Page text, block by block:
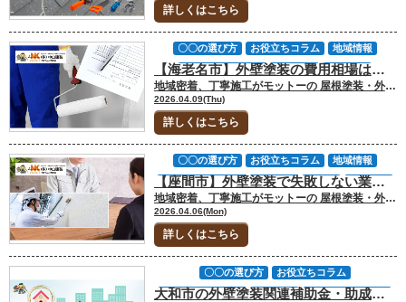
詳しくはこちら
【海老名市】外壁塗装の費用相場はいくら？見積もり前に知るべき価格の考え方
地域密着、丁寧施工がモットーの 屋根塗装・外壁塗装専門店の中山建装です！ 代表取締役の中山です！ 海老名市で外壁塗装を考え始めたとき、多くの方が最初に気になるのはやはり費用ではないでしょうか。ただ、実際のご相談では「相場だけ見ておけば大丈夫だと思っていた」「安い見積もりを見て安心したのに、後から追加費用が増えた」という声が少なくありません。 後悔する人は、価格を知らなかったのではなく、金額の見方を間違えたまま比較してしまっていることが多いです。 今回のお役立ちコラムでは、海老名市で外壁塗装の費用相場が気になっている方に向けて、金額の目安だけでなく、見積もり前に押さえるべき判断基準まで中山建装の現場感でお伝えします。 ▼合わせて読みたい▼海老名市の塗装工事に最適な季節とは？オススメのタイミングを解説 [myphp file="comContactL"] 海老名市で外壁塗装の費用に迷う人が、最初に引っかかりやすいポイント 外壁塗装の費用は、ネット検索ですぐに数字が出てきます。ですが、その数字をそのまま自宅に当てはめるとズレることが多いです。ここでは、海老名市で実際にご相談を受ける中で、費用面の判断がぶれやすいポイントを整理します。 外壁塗装の相場はあるが、どの家にも同じようには当てはまらない 海老名市の戸建てで一般的な30坪前後の住宅なら、外壁塗装の費用相場はおおむね80万円〜130万円前後で検討されることが多いです。ただし、これはあくまで目安です。建物の形、外壁材、劣化状況、足場の掛けやすさで金額は動きます。 延床の目安 費用の目安 ポイント 25〜30坪 80万〜110万円前後 比較的標準的 30〜35坪 90万〜120万円前後 仕様差が出やすい 35〜40坪 100万〜130万円前後 付帯部で差が広がる 同じ30坪でも、凹凸が多い家とシンプルな家では手間が変わります。さらに、ひび割れ補修やシーリングの打ち替えが多い住宅では、単純な塗装費だけでは収まりません。相場は見るべきですが、「うちはこの金額のはず」と先に決めつけないことが大切です。 安い見積もりが得とは限らない理由 見積もりを比較すると、数十万円単位で差が出ることがあります。そこで「一番安い会社で十分では」と考える方もいますが、価格差には理由があります。問題は、安いことそのものではなく、何が省かれているか分からないまま契約してしまうことです。 下地補修の範囲が最低限になっている シーリング工事が増し打ち前提で組まれている 付帯部塗装の範囲が狭い 後から追加工事になりやすい内容が見積もり外になっている 最初の見積もりは安く見えたのに、工事開始後に補修費が重なって結果的に高くなるケースは珍しくありません。外壁塗装は買い物というより工事です。だからこそ、表面の総額だけでなく中身を見ないと判断を誤ります。 「塗料代」よりも費用差が出やすいのは工事の中身 外壁塗装の費用というと、塗料の種類ばかり注目されがちです。もちろん塗料は大事ですが、見積もりの差が大きく出るのは塗料代だけではありません。むしろ、補修の考え方のほうが総額に影響することも多いです。 差が出やすい項目 なぜ金額が変わるか 見るべき点 下地補修 劣化症状で工数が変わる 補修内容が明記されているか シーリング 打ち替えか増し打ちかで差が出る 数量と施工方法 付帯部塗装 雨樋・破風・水切りの範囲差 どこまで含むか 足場 敷地条件で組み方が変わる 飛散防止対策も含むか ここを曖昧にしたまま「高い・安い」を比べても、本当の比較にはなりません。 ▼合わせて読みたい▼外壁塗装の見積もりで失敗しないために知っておきたい基礎知識 外壁塗装の見積もりで本当に見るべき判断基準 ここが記事の中核です。費用相場を知るだけでは、見積もりの良し悪しは判断できません。比較中の方がそのまま使えるように、確認してほしい基準を絞ってお伝えします。 見積書は「総額」ではなく「内訳」で見る 見積もりを受け取ったら、まず確認したいのは総額ではなく内訳です。項目がざっくりしすぎている見積書は、比較の土台に乗りません。 足場 高圧洗浄 下地補修 シーリング 外壁塗装 付帯部塗装 諸経費 この並びが最低限整理されているかを見てください。さらに理想を言えば、外壁塗装も「下塗り・中塗り・上塗り」まで見えると安心です。「一式」が並ぶだけの見積書は、後から解釈が割れやすいので要注意です。 相場より高い見積もりにも、確認すべき価値がある 高い見積もりを見ると、つい候補から外したくなります。ただ、そこに必要な補修や長持ちしやすい仕様が入っているなら、単純に高いとは言い切れません。大切なのは、価格に対して説明があるかどうかです。 見積もりの見え方 ありがちな受け止め方 実際に確認したいこと 相場より高い ぼったくりかもしれない 補修範囲・仕様・保証内容 相場通り 普通だから安心 内容の抜け漏れがないか 相場より安い お得に見える 省略項目や追加発生の有無 私たちが現場で感じるのは、費用差の説明が丁寧な会社は工事の考え方も比較的明確だということです。逆に、安さだけを強く押し出して細かい説明が少ない場合は、工事後の食い違いが起きやすくなります。 2〜3社比較するなら、同じ条件で見積もりを取る 相見積もり自体は有効です。ただし、比較の仕方を間違えると、かえって分かりにくくなります。1社はシーリング打ち替え込み、もう1社は増し打ち、別の1社は付帯部が一部別料金、という状態では金額差の理由が見えません。 比較社数は2〜3社で十分 できるだけ同じ工事範囲で依頼する 気になる補修は各社に同じ条件で質問する 「なぜこの金額になるのか」を必ず聞く 見積もり比較で本当に見るべきなのは、値段そのものより説明の整合性です。 海老名市で後悔しないために、見積もり前後でやるべきこと 費用の考え方が整理できたら、次は行動です。知識を入れても、相談や見積もりの進め方を間違えると結局迷いが増えてしまいます。最後に、見積もり前後で実践してほしいことをまとめます。 まずは「相場を知る」より「自宅の状態を知る」 外壁塗装の費用を知りたいとき、検索から入るのは自然です。ただ、本当に必要なのは自宅の状態を知ることです。費用は家の状態によって変わるからです。 先に確認したいこと 理由 相談時の伝え方 ひび割れの有無 補修費に影響する どの面にあるか伝える シーリングの傷み 打ち替え有無に関わる 硬化や切れを伝える 前回塗装の時期 塗替え判断の材料になる おおよその年数で可 気になる症状 調査精度が上がる 写真があるとより良い 「まだ見積もりまでは早いかも」と感じている段階でも、状態確認の相談は早すぎません。むしろ、その段階で整理しておくと不要な工事も避けやすくなります。 契約前は、金額よりも説明の噛み合い方を見る 外壁塗装は、完成品を見て買うサービスではありません。だからこそ、契約前の説明の質がとても重要です。質問したときに答えが曖昧だったり、都合の悪い話を濁したりする会社は慎重に見たほうがよいです。 劣化状況を写真付きで説明してくれるか 補修が必要な理由を言葉で説明できるか 逆に不要な工事もはっきり言うか 保証の範囲を具体的に話せるか 金額が近い2社で迷ったときは、説明の納得感で決めるのが失敗しにくいです。 中山建装が海老名市で大切にしている費用説明 私たち中山建装でも、海老名市で外壁塗装のご相談をいただく際は、「結局いくらですか」だけに答えるのではなく、「なぜその金額になるのか」をできるだけ分かる形でお伝えすることを大切にしています。 建物ごとの劣化状況を踏まえて見積もる 補修と塗装を分けて説明する 比較しやすい見積もりを意識する 相談段階から押し売りしない 費用に不安がある方ほど、いきなり契約の話ではなく、まず整理から始めたほうが納得しやすいです。 [myphp file="comContactL"] FAQ｜海老名市の外壁塗装費用でよくある質問 ここでは、海老名市で外壁塗装をご検討中の方から実際によくいただく質問をまとめます。 Q1. 海老名市の外壁塗装費用は50万円台でもできますか？ 部分補修に近い内容であれば可能な場合もありますが、一般的な戸建ての全面塗装では50万円台はかなり限定的です。 全面塗装か一部施工か 足場が含まれているか 補修費が別途か Q2. 30坪の家ならいくらを目安に考えればいいですか？ 海老名市の戸建てで30坪前後なら、80万円〜110万円前後をひとつの目安に考える方が多いです。ただし、シーリング工事や補修内容で上下します。 Q3. 見積もりは何社くらい取ればよいですか？ 2〜3社で十分です。同じ条件で見積もりを依頼し、「なぜこの金額か」をきちんと説明してくれる会社を選ぶことが大切です。 比較社数 メリット 注意点 1社 手間が少ない 判断材料が少ない 2〜3社 比較しやすい 条件をそろえる必要あり 4社以上 情報量は多い 迷いやすい Q4. 費用を抑えたい場合、削ってよい項目はありますか？ 一律に「ここを削ればよい」とは言えません。特に下地補修や必要なシーリング工事は、安さを優先して省くべきではありません。費用を抑えたい場合は、塗料グレードや工事時期も含めて相談するのが現実的です。 海老名市で外壁塗装費用に迷ったら中山建装へ 海老名市で外壁塗装の費用相場を調べている方ほど、数字だけでは決め切れずに止まりやすいものです。実際に大事なのは、「相場より高いか安いか」だけではなく、その見積もりが自宅の状態に合っているか、後から困らない内容になっているかです。 費用の判断を間違える人は、知識不足というより、比べるポイントを知らないまま決めてしまっています。だからこそ、まずは価格の正解を急ぐのではなく、自宅に必要な工事を整理することが先です。 中山建装では、海老名市で外壁塗装をご検討中の方に対して、いきなり契約を迫るのではなく、見積もりの見方や補修の必要性を含めて分かりやすくお伝えすることを大切にしています。まだ依頼するか決めていない段階でも問題ありません。 費用感を整理したい、他社見積もりが妥当か見てほしい、という比較相談でも大丈夫です。外壁塗装で後悔したくない方は、まずは落ち着いて判断材料をそろえる場として、中山建装にご相談ください。 [myphp file="comContactL"] ▼合わせてチェック▼ 中山建装塗装専門ショールーム 厚木店 中山建装塗装専門ショールーム 大和店
2026.04.09(Thu)
詳しくはこちら
〇〇の選び方 お役立ちコラム
地域情報
塗装工事について
外壁塗装
業者選び
海老名市
神奈川県
見積りについて
費用について
【座間市】外壁塗装で失敗しない業者選びとは？見積もり比較のチェックポイントを解説
地域密着、丁寧施工がモットーの 屋根塗装・外壁塗装専門店の中山建装です！ 代表取締役の中山です！ 座間市にお住まいで「そろそろ外壁の汚れが目立ってきたな」「塗り替えの時期かもしれない」と考え始めたとき、真っ先にぶつかる壁が「どの業者に頼めばいいのかわからない」という悩みです。 インターネットで検索すれば、座間市を商圏とする塗装業者は無数に出てきます。しかし、残念なことに、表面上の安さや調子の良い営業トークに流されてしまい、数年後に「塗装が剥げてきた」「思っていた仕上がりと違う」と後悔される方が後を絶ちません。後悔する原因は、塗装の専門知識がないからではありません。実は、業者を比較する際の「本質的な判断基準」が抜けたまま契約を決めてしまっていることにあります。 今回のお役立ちコラムでは、座間市で実際に日々塗装のご相談をお受けしている中山建装の視点から、失敗しないための業者選びの真髄をまとめました。単なる知識の羅列ではなく、現場の人間だからこそわかる「ここだけは見てほしい」というポイントを具体的に解説します。 ▼合わせて読みたい▼座間市の外壁塗装費用はいくら？坪数別相場と見積りの落とし穴をプロが解説 [myphp file="comContactL"] 座間市で外壁塗装を検討する方が陥りやすい「迷い」の正体 座間市は住宅街が多く、塗装業者からのチラシや訪問営業も頻繁にある地域です。選択肢が多いからこそ、何を信じればいいのか分からなくなるのは当然のことです。まずは、多くの方が陥りがちな迷いや誤解を整理してみましょう。 「大手ハウスメーカーなら安心」という思い込みの罠 多くの方が「家を建てたハウスメーカーにお願いするのが一番安心」と考えがちです。確かに保証の面では安心感がありますが、実務の面では注意が必要です。ハウスメーカーに依頼しても、実際に施工するのは地元の下請け業者であることがほとんどです。 依頼先 メリット デメリット ハウスメーカー ブランドの安心感、保証が手厚い 中間マージンで価格が高い、施工者が選べない 地元密着の自社施工店 適正価格、職人の顔が見える 会社によって技術に差がある ハウスメーカー経由だと、提示された金額の3割〜4割が紹介料（中間マージン）として引かれ、残りの予算で現場が動くことになります。この構造を理解した上で比較することが大切です。 「安ければ安いほどお得」という価格の錯覚 見積もりを3社から取った際、1社だけ極端に安いと「ラッキー」と思ってしまうかもしれません。しかし、外壁塗装のコストは「材料代」「人件費」「足場代」で構成されており、削れる部分は限られています。 極端に安い見積もりの理由例 3回塗るべきところを2回で済ませる 塗料を規定以上に薄めて使用する 洗浄工程を簡略化する 経験の浅い見習い職人だけで施工する 「安さ」には必ず理由があります。適正価格を知ることが、失敗を防ぐ最大の防御策です。 塗料のグレードだけで判断してしまう危険性 「シリコンがいい」「フッ素が一番長持ちする」といった塗料のスペックだけで業者を選んでいませんか？実は、どんなに高級な塗料を使っても、下地処理（高圧洗浄やひび割れ補修）が疎かであれば、数年で剥がれてしまいます。 下地処理の重要ポイント 古い塗膜や苔を完全に落とす高圧洗浄 ひび割れ（クラック）の適切な補修 鉄部の丁寧なケレン作業（サビ落とし） 業者を比較する際は「何の塗料を塗るか」よりも「どのように塗るか」という工程の説明に注目してください。 ▼合わせて読みたい▼座間市で外壁塗装をお考えの人へ｜優良業者選びのポイントを紹介 後悔しないための業者比較・判断基準 では、具体的にどのように業者を比較すれば良いのでしょうか。中山建装が考える、プロの視点でのチェックポイントをお伝えします。 見積書の「一式」表記を疑う 見積書を受け取った際、項目が「外壁塗装 一式 〇〇万円」となっていないか確認してください。優良な業者は、必ず「何を」「どれくらいの面積に」「何回塗るのか」を詳細に記載します。 チェックすべき見積項目の例 施工面積（㎡単位で記載されているか） 塗料名（メーカー名、商品名、缶数など） 塗り回数（下塗り・中塗り・上塗りの3工程が明記されているか） 付帯部塗装（雨樋、軒天、破風などの内訳） 項目 ダメな見積もり 良い見積もり 外壁塗装 塗装工事一式 日本ペイント パーフェクトトップ 〇〇㎡ 下地処理 下地調整一式 クラック補修 Vカット充填 〇〇m 付帯塗装 付帯部一式 雨樋、破風、シャッターボックス別記 不透明な「一式」表記が多い業者は、現場でも曖昧な作業をされるリスクが高いと言えます。 ▼合わせて読みたい▼座間市の外壁塗装費用相場｜見積もりで差が出る理由 座間市での「施工実績」と「現場の管理体制」 「地域密着」を謳う業者は多いですが、実際に座間市内でどれだけ施工しているかを確認しましょう。地域の気候や住宅の構造に詳しいかどうかは、仕上がりに直結します。 信頼性を測る質問 「座間市の〇〇町付近で施工した事例を見せてもらえますか？」 「工事中、代表や管理者はどのくらいの頻度で見に来ますか？」 「職人さんに直接指示を出せる体制ですか？」 営業マンと施工現場が完全に分断されている会社よりも、現場の声を直接拾える体制の会社の方が、細かい要望が通りやすくトラブルも少ない傾向にあります。 ▼合わせてチェックしたい▼中山建装が手掛けた座間市内での施工事例 保証内容の「範囲」と「期間」を確認する 「10年保証」という言葉だけで安心してはいけません。何に対しての保証なのか、免責事項は何なのかを突き詰める必要があります。 保証の確認ポイント 自社保証かメーカー保証か： 自社保証の場合、その会社が倒産したら意味がありません。 保証対象： 「塗膜の剥離」は対象でも「変色」は対象外というケースが多いです。 アフター点検： 工事完了後、1年目、3年目などに定期点検に来てくれるか。 口約束ではなく、必ず「保証書」のサンプルを見せてもらい、書面で確認することが重要です。 [myphp file="comContactL"] 失敗を防ぐために、今日から取り組むべき3つのステップ 知識を身につけたら、次は行動です。業者を決定するまでに踏むべき具体的なステップを解説します。 ステップ1：まずは自宅の劣化状況を自ら把握する 業者が来る前に、自分で家の周りを一周してみましょう。プロに丸投げするのではなく、自分でも気になる箇所を把握しておくことで、業者の説明が正しいかどうかを判断できるようになります。 セルフチェックリスト [ ] 壁を触ると白い粉がつく（チョーキング現象） [ ] 窓の周りや壁にひび割れがある [ ] 苔やカビが発生している箇所がある [ ] シーリング（目地）が痩せたり切れたりしている これらを把握した上で「ここが気になっているのですが、どう補修しますか？」と質問を投げかけてみてください。 ステップ2：2〜3社に絞って現地調査を依頼する 比較は大切ですが、5社も6社も見積もりを取ると情報が多すぎて判断できなくなります。座間市に根ざした、信頼できそうな業者を2〜3社選んで現地調査を依頼しましょう。 現地調査で見るべき態度 屋根の上までしっかり登って（またはドローン等で）確認しているか 調査に30分〜1時間以上かけて丁寧に診ているか こちらの悩みや予算を親身に聞いてくれるか 調査が15分程度で終わるような業者は、正確な見積もりを出しているとは言い難いです。 ステップ3：中山建装のような「自社施工店」を比較対象に入れる 最終的な判断を下す前に、ぜひ中山建装のような「自社職人を抱える施工店」を1社は比較対象に入れてみてください。大手との価格差や、説明の細かさの違いに驚かれるはずです。 比較軸 大手リフォーム会社 中山建装（自社施工店） 窓口 営業担当（知識にムラあり） 現場を知るプロ（代表・職人） 価格 中間マージンが上乗せされる 職人直営の適正価格 柔軟性 マニュアル通りの対応 現場での細かい調整が可能 私たちは「安売り」はしません。しかし、同じ予算であれば、より質の高い塗料を使い、より手間をかけた丁寧な施工を提供できる自信があります。 FAQ｜座間市の外壁塗装でよくある質問 Q1. 座間市で外壁塗装に最適な時期はいつですか？ 基本的には一年中可能ですが、塗装に最適なのは空気が乾燥して天候が安定する「春（3〜5月）」と「秋（9〜11月）」です。 座間市の梅雨時期や冬の結露が多い時期は、工期が延びる可能性がありますが、適切な施工管理を行えば品質に問題はありません。 ▼合わせて読みたい▼施工期間と季節に関係性はある？｜【座間市で外壁塗装・屋根塗装をするなら中山建装】 Q2. 見積もりを取ったら必ず契約しないといけませんか？ 全くそんなことはありません。むしろ、その場ですぐに契約を迫るような業者は避けるべきです。 中山建装では、見積もり提出後にお客様がじっくり検討される時間を大切にしています。お断りいただいても構いませんので、判断基準の一つとしてご活用ください。 Q3. 工事期間中、ずっと家にいなければなりませんか？ 外壁塗装は外部の工事ですので、外出されていても問題ありません。戸締まりだけしっかりしていただければ大丈夫です。 進捗状況については、交換日記やLINE、写真などを通じて毎日ご報告する体制を整えている業者が多い（中山建装も同様です）のでご安心ください。 ▼合わせて読みたい▼近隣トラブルを避ける工事計画｜洗濯物・駐車・臭気の配慮 Q4. 座間市で補助金は出ますか？ 座間市では、特定の条件を満たす省エネ改修等に対して補助金が出る場合がありますが、年度によって内容や予算枠が異なります。 また、火災保険の活用を過度に謳う業者には注意が必要です。中山建装では、その時点で利用可能な制度があるかどうかも含めてアドバイスさせていただいております。 ▼合わせて読みたい▼2026年最新情報｜座間市の外壁塗装補助金ガイド｜屋根塗装・屋根修理・リフォーム・太陽光発電まで完全解説 [myphp file="comContactL"] 座間市で外壁塗装に迷ったら中山建装へ 外壁塗装は、人生で数回しか経験しない大きな買い物です。だからこそ、不安になるのは当然ですし、絶対に失敗してほしくないと私たちは考えています。 「どの業者の言うことが正しいのかわからなくなった」 「今の見積もりが適正か見てほしい」 そんな悩みをお持ちの方は、ぜひ一度中山建装にご相談ください。私たちは座間市という地域に根ざし、嘘のない、誠実な施工を積み重ねてきました。 外壁塗装の成功は、良い業者との出会いで8割決まります。あなたが納得して、10年後、20年後も「この家に住んでいて良かった」と思えるような塗り替えを実現するために、私たちはプロとしての技術と情熱を持ってサポートさせていただきます。 まずは、お気軽にお住まいの健康診断（現地調査・見積もり）から始めてみませんか？あなたからのご相談を、心よりお待ちしております。 [myphp file="comContactL"] ▼合わせてチェック▼ 中山建装塗装専門ショールーム 厚木店 中山建装塗装専門ショールーム 大和店
2026.04.06(Mon)
詳しくはこちら
〇〇の選び方 お役立ちコラム
地域情報
塗装工事について
外壁塗装 座間市
業者選び
神奈川県
見積りについて 費用について
大和市の外壁塗装関連補助金・助成金まとめ｜屋根塗装・屋根修理・外装リフォーム・内装リフォーム・太陽光発電を整理して解説
〇〇の選び方
お役立ちコラム
中山建装について
地域情報
塗装工事について